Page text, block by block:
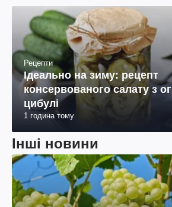
Рецепти
Ідеально на зиму: рецепт
консервованого салату з
цибулі
1 година тому
Інші новини